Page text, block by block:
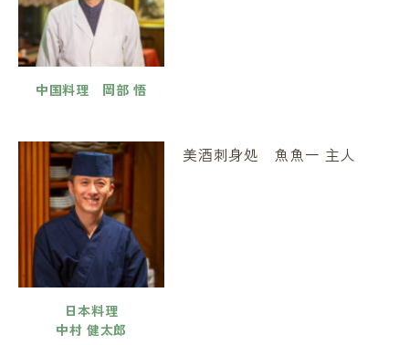
中国料理 岡部 悟
日本料理
中村 健太郎
美酒刺身処 魚魚一 主人